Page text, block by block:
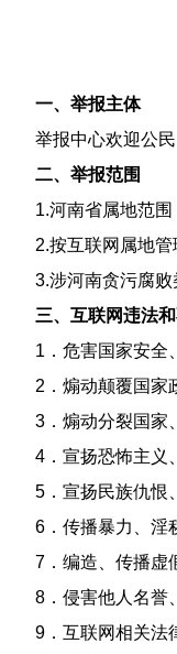
一、举报主体
举报中心欢迎公
二、举报范围
1.河南省属地范
2.按互联网属地
3.涉河南贪污腐
三、互联网违法
1．危害国家安全
2．煽动颠覆国家
3．煽动分裂国家
4．宣扬恐怖主义
5．宣扬民族仇恨
6．传播暴力、淫
7．编造、传播虚
8．侵害他人名誉
9．互联网相关法